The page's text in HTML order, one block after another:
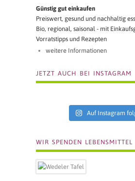
Günstig gut einkaufen
Preiswert, gesund und nachhaltig
Bio, regional, saisonal - mit
Vorratstipps und Rezepten
weitere Informationen
JETZT AUCH BEI INSTAGRAM
Auf Instagram
WIR SPENDEN LEBENSMITTEL